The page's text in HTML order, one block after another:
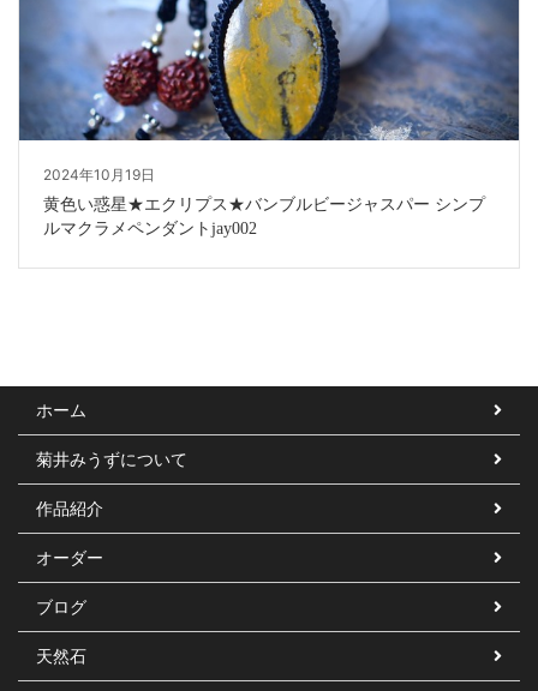
2024年10月19日
黄色い惑星★エクリプス★バンブルビージャスパー シンプ
ルマクラメペンダントjay002
ホーム
菊井みうずについて
作品紹介
オーダー
ブログ
天然石